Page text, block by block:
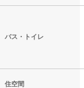
バス・トイレ
住空間